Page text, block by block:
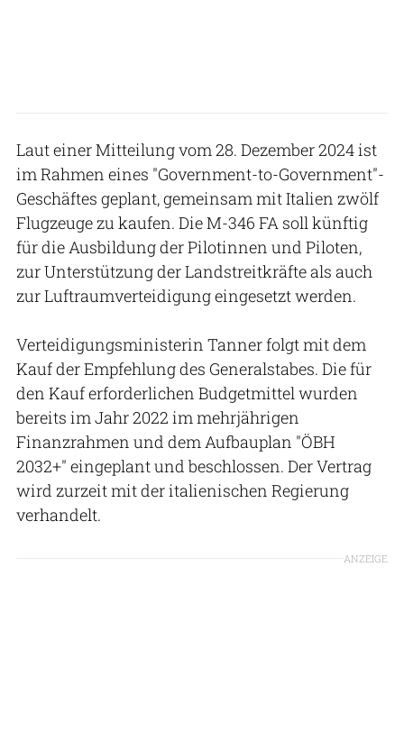
Laut einer Mitteilung vom 28. Dezember 2024 ist
im Rahmen eines "Government-to-Government"-
Geschäftes geplant, gemeinsam mit Italien zwölf
Flugzeuge zu kaufen. Die M-346 FA soll künftig
für die Ausbildung der Pilotinnen und Piloten,
zur Unterstützung der Landstreitkräfte als auch
zur Luftraumverteidigung eingesetzt werden.
Verteidigungsministerin Tanner folgt mit dem
Kauf der Empfehlung des Generalstabes. Die für
den Kauf erforderlichen Budgetmittel wurden
bereits im Jahr 2022 im mehrjährigen
Finanzrahmen und dem Aufbauplan "ÖBH
2032+" eingeplant und beschlossen. Der Vertrag
wird zurzeit mit der italienischen Regierung
verhandelt.
ANZEIGE